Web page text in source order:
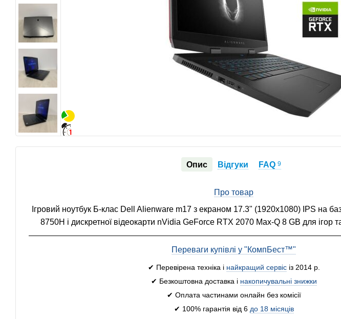
Опис Відгуки FAQ9
Про товар
Ігровий ноутбук Б-клас Dell Alienware m17 з екраном 17.3" (1920x1080) IPS на
8750H і дискретної відеокарти nVidia GeForce RTX 2070 Max-Q 8 GB для ігор
Переваги купівлі у "КомпБест™"
✔ Перевірена техніка і найкращий сервісіз 2014 р.
✔ Безкоштовна доставка і накопичувальні знижки
✔ Оплата частинами онлайн без комісії
✔ 100% гарантія від 6 до 18 місяців